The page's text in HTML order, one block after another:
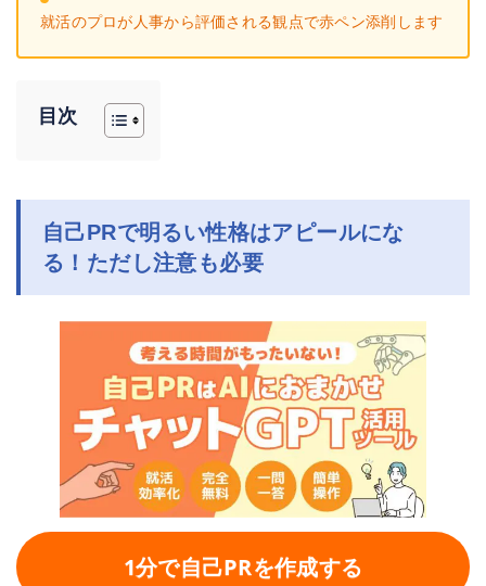
就活のプロが人事から評価される観点で赤ペン添削します
目次
自己PRで明るい性格はアピールにな
る！ただし注意も必要
1分で自己PRを作成する